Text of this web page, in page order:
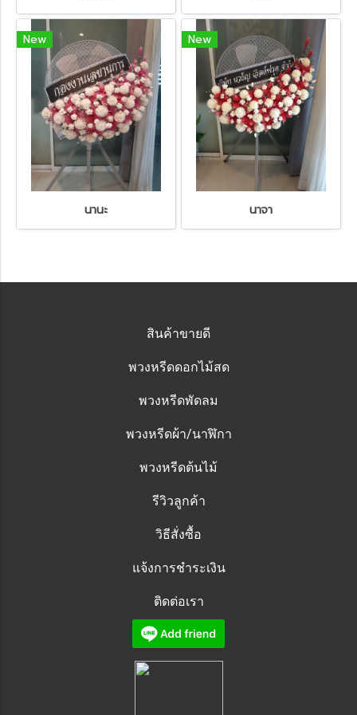
New
นานะ
New
นาจา
สินค้าขายดี
พวงหรีดดอกไม้สด
พวงหรีดพัดลม
พวงหรีดผ้า/นาฬิกา
พวงหรีดต้นไม้
รีวิวลูกค้า
วิธีสั่งซื้อ
แจ้งการชำระเงิน
ติดต่อเรา